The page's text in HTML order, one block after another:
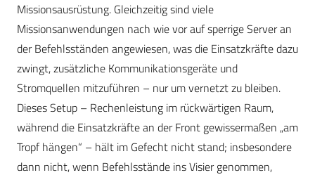
Missionsausrüstung. Gleichzeitig sind viele
Missionsanwendungen nach wie vor auf sperrige Server an
der Befehlsständen angewiesen, was die Einsatzkräfte dazu
zwingt, zusätzliche Kommunikationsgeräte und
Stromquellen mitzuführen – nur um vernetzt zu bleiben.
Dieses Setup – Rechenleistung im rückwärtigen Raum,
während die Einsatzkräfte an der Front gewissermaßen „am
Tropf hängen“ – hält im Gefecht nicht stand; insbesondere
dann nicht, wenn Befehlsstände ins Visier genommen,